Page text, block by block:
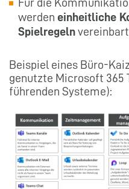
werden einheitliche
Spielregeln vereinbart.
Beispiel eines Büro-
genutzte Microsoft 365
führenden Systeme):